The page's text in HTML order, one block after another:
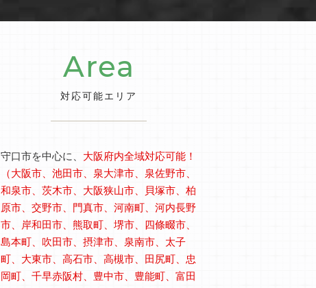
Area
対応可能エリア
守口市を中心に、 大阪府内全域対応可能！
（大阪市、池田市、泉大津市、泉佐野市、
和泉市、茨木市、大阪狭山市、貝塚市、柏
原市、交野市、門真市、河南町、河内長野
市、岸和田市、熊取町、堺市、四條畷市、
島本町、吹田市、摂津市、泉南市、太子
町、大東市、高石市、高槻市、田尻町、忠
岡町、千早赤阪村、豊中市、豊能町、富田